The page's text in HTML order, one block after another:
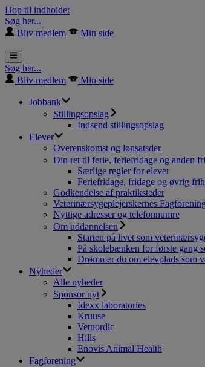
Hop til indholdet
Søg her...
Bliv medlem
Min side
Søg her...
Bliv medlem
Min side
Jobbank
Stillingsopslag
Indsend stillingsopslag
Elever
Overenskomst og lønsatsder
Din ret til ferie, feriefridage og anden
Særlige regler for elever
Feriefridage, fridage og øvrig
Godkendelse af praktiksteder
Veterinærsygeplejerskernes
Nyttige adresser og telefonnumre
Om uddannelsen
Starten på livet som
På skolebænken for første gang
Drømmer du om elevplads som
Nyheder
Alle nyheder
Sponsor nyt
Idexx laboratories
Kruuse
Vetnordic
Hills
Enovis Animal Health
Fagforening